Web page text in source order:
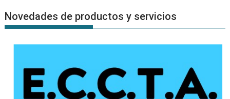
Novedades de productos y servicios